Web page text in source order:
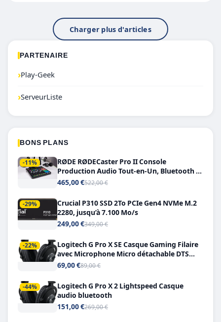
Charger plus d'articles
PARTENAIRE
›Play-Geek
›ServeurListe
BONS PLANS
-11%
RØDE RØDECaster Pro II Console
Production Audio Tout-en-Un, Bluetooth et
Double USB-C
465,00 €522,00 €
-29%
Crucial P310 SSD 2To PCIe Gen4 NVMe M.2
2280, jusqu’à 7.100 Mo/s
249,00 €349,00 €
-22%
Logitech G Pro X SE Casque Gaming Filaire
avec Microphone Micro détachable DTS
Headphone X 7.1
69,00 €89,00 €
-44%
Logitech G Pro X 2 Lightspeed Casque
audio bluetooth
151,00 €269,00 €